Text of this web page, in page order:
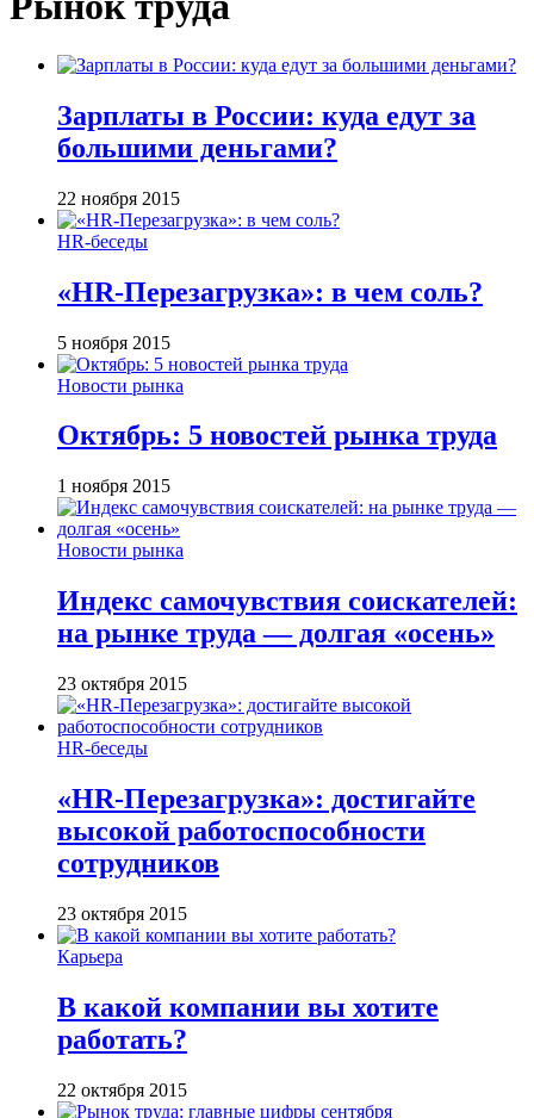
Зарплаты в России: куда едут за
большими деньгами?
22 ноября 2015
HR-беседы
«HR-Перезагрузка»: в чем соль?
5 ноября 2015
Новости рынка
Октябрь: 5 новостей рынка труда
1 ноября 2015
Новости рынка
Индекс самочувствия соискателей:
на рынке труда — долгая «осень»
23 октября 2015
HR-беседы
«HR-Перезагрузка»: достигайте
высокой работоспособности
сотрудников
23 октября 2015
Карьера
В какой компании вы хотите
работать?
22 октября 2015